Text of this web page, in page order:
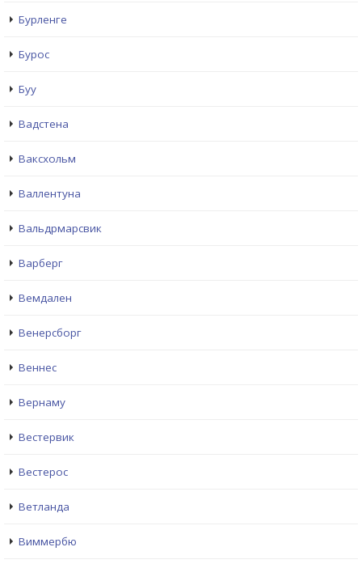
Бурленге
Бурос
Буу
Вадстена
Ваксхольм
Валлентуна
Вальдрмарсвик
Варберг
Вемдален
Венерсборг
Веннес
Вернаму
Вестервик
Вестерос
Ветланда
Виммербю